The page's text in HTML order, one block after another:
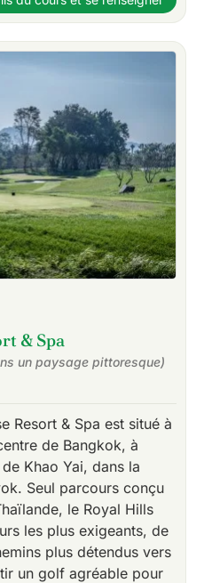
& Spa
un paysage pittoresque)
Resort & Spa est situé à
de Bangkok, à
Khao Yai, dans la
Seul parcours conçu
le Royal Hills
les plus exigeants, de
plus détendus vers
un golf agréable pour